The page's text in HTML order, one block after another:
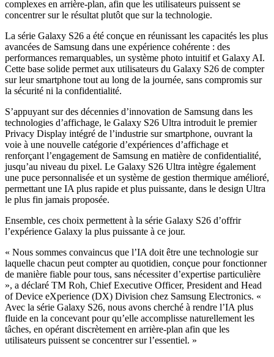
complexes en arrière-plan, afin que les utilisateurs puissent se
concentrer sur le résultat plutôt que sur la technologie.
La série Galaxy S26 a été conçue en réunissant les capacités les plus
avancées de Samsung dans une expérience cohérente : des
performances remarquables, un système photo intuitif et Galaxy AI.
Cette base solide permet aux utilisateurs du Galaxy S26 de compter
sur leur smartphone tout au long de la journée, sans compromis sur
la sécurité ni la confidentialité.
S’appuyant sur des décennies d’innovation de Samsung dans les
technologies d’affichage, le Galaxy S26 Ultra introduit le premier
Privacy Display intégré de l’industrie sur smartphone, ouvrant la
voie à une nouvelle catégorie d’expériences d’affichage et
renforçant l’engagement de Samsung en matière de confidentialité,
jusqu’au niveau du pixel. Le Galaxy S26 Ultra intègre également
une puce personnalisée et un système de gestion thermique amélioré,
permettant une IA plus rapide et plus puissante, dans le design Ultra
le plus fin jamais proposée.
Ensemble, ces choix permettent à la série Galaxy S26 d’offrir
l’expérience Galaxy la plus puissante à ce jour.
« Nous sommes convaincus que l’IA doit être une technologie sur
laquelle chacun peut compter au quotidien, conçue pour fonctionner
de manière fiable pour tous, sans nécessiter d’expertise particulière
», a déclaré TM Roh, Chief Executive Officer, President and Head
of Device eXperience (DX) Division chez Samsung Electronics. «
Avec la série Galaxy S26, nous avons cherché à rendre l’IA plus
fluide en la concevant pour qu’elle accomplisse naturellement les
tâches, en opérant discrètement en arrière-plan afin que les
utilisateurs puissent se concentrer sur l’essentiel. »